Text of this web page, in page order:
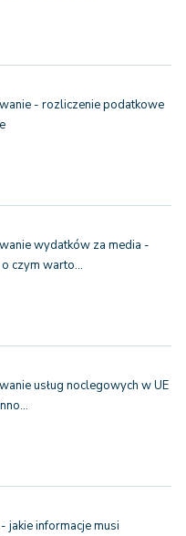
- rozliczenie podatkowe
wydatków za media -
czym warto…
usług noclegowych w UE
jakie informacje musi